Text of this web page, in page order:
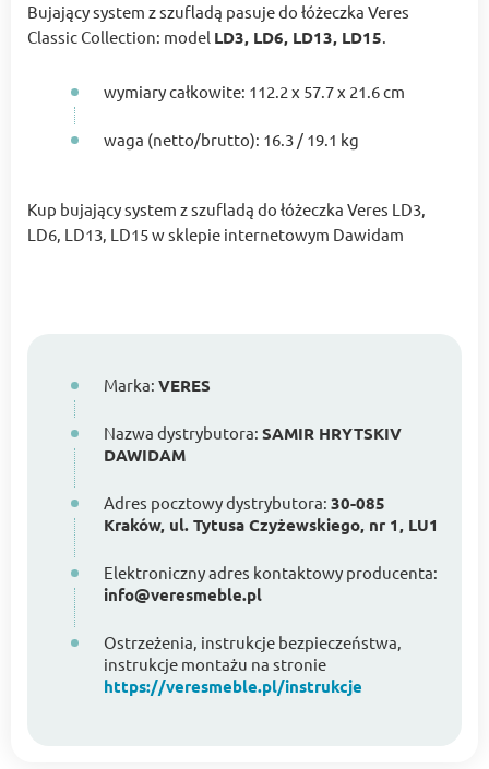
Bujający system z szufladą pasuje do łóżeczka Veres
Classic Collection: model LD3, LD6, LD13, LD15.
wymiary całkowite: 112.2 x 57.7 x 21.6 cm
waga (netto/brutto): 16.3 / 19.1 kg
Kup bujający system z szufladą do łóżeczka Veres LD3,
LD6, LD13, LD15 w sklepie internetowym Dawidam
Marka: VERES
Nazwa dystrybutora: SAMIR HRYTSKIV
DAWIDAM
Adres pocztowy dystrybutora: 30-085
Kraków, ul. Tytusa Czyżewskiego, nr 1, LU1
Elektroniczny adres kontaktowy producenta:
info@veresmeble.pl
Ostrzeżenia, instrukcje bezpieczeństwa,
instrukcje montażu na stronie
https://veresmeble.pl/instrukcje